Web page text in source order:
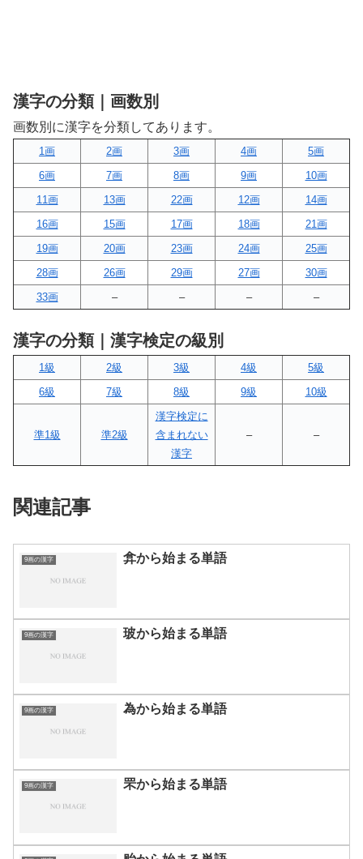
漢字の分類｜画数別
画数別に漢字を分類してあります。
1画 2画 3画 4画
5画
6画
7画 8画 9画
10画
11画
13画 22画 12画
14画
16画
15画 17画 18画
21画
19画
20画 23画 24画
25画
28画
26画 29画 27画
30画
33画
– – – –
漢字の分類｜漢字検定の級別
1級 2級 3級 4級
5級
6級
7級 8級 9級 10級
準1級 準2級
漢字検定に
含まれない
漢字
– –
関連記事
9画の漢字 弇から始まる単語
9画の漢字 玻から始まる単語
9画の漢字 為から始まる単語
9画の漢字 罘から始まる単語